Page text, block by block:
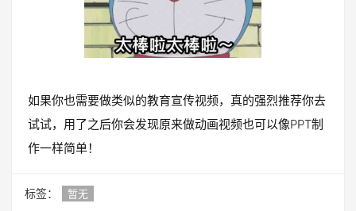
如果你也需要做类似的教育宣传视频，真的强烈推荐你去
试试，用了之后你会发现原来做动画视频也可以像PPT制
作一样简单！
标签： 暂无